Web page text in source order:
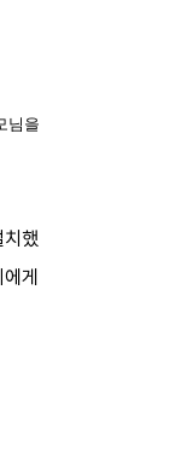
님을
했
게